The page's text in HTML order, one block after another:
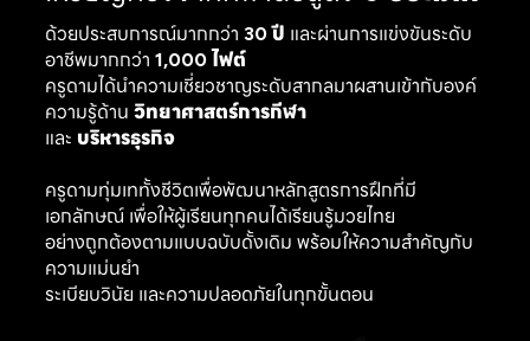
ด้วยประสบการณ์มากกว่า 30 ปี และผ่านการแข่งขันระดับ
อาชีพมากกว่า 1,000 ไฟต์
ครูดามได้นำความเชี่ยวชาญระดับสากลมาผสานเข้ากับองค์
ความรู้ด้าน วิทยาศาสตร์การกีฬา
และ บริหารธุรกิจ
ครูดามทุ่มเททั้งชีวิตเพื่อพัฒนาหลักสูตรการฝึกที่มี
เอกลักษณ์ เพื่อให้ผู้เรียนทุกคนได้เรียนรู้มวยไทย
อย่างถูกต้องตามแบบฉบับดั้งเดิม พร้อมให้ความสำคัญกับ
ความแม่นยำ
ระเบียบวินัย และความปลอดภัยในทุกขั้นตอน